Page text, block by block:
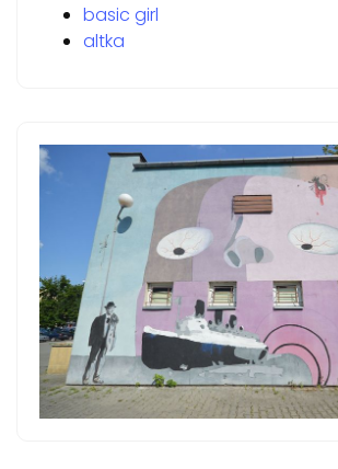
basic girl
altka